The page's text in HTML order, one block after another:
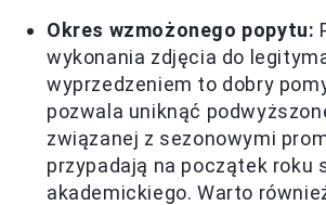
Okres wzmożonego popytu:
wykonania zdjęcia do
wyprzedzeniem to dobry
pozwala uniknąć
związanej z sezonowymi
przypadają na początek roku
akademickiego. Warto